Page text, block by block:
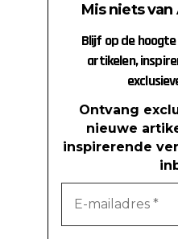
Mis niets
Blijf op de
artikelen,
Ontvang
nieuwe
inspirerende